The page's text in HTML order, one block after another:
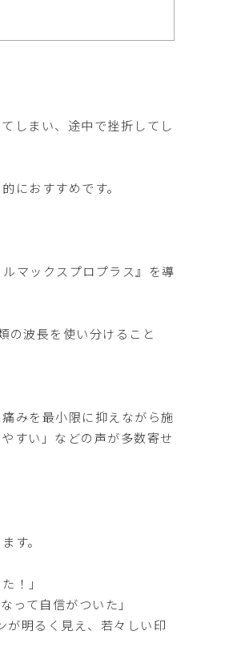
しまい、途中で挫折してし
におすすめです。
マックスプロプラス』を導
の波長を使い分けること
みを最小限に抑えながら施
すい」などの声が多数寄せ
す。
！」
って自信がついた」
が明るく見え、若々しい印